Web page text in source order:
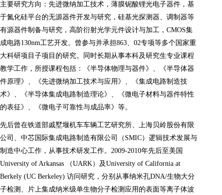
主要研究方向：先进微纳加工技术，薄膜铌酸锂光电子器件，基
于氮化硅平台的无源器件开发与研究，硅基光探测器、调制器等
有源器件制备与研究，高阶衍射光学元件设计与加工，CMOS集
成电路130nm工艺开发。曾参与并承担863、02专项等多个国家重
大科研项目子项目的研究。同时长期从事本科及研究生专业课程
教学工作，所授课程包括：《半导体物理与器件》、《半导体器
件原理》、《先进微纳加工技术与应用》、《集成电路制造技
术》、《半导体集成电路制造理论》、《微电子材料与器件特性
的表征》、《微电子可靠性与成品率》等。
先后曾在铁道部戚墅堰机车车辆工艺研究所、上海贝岭股份有限
公司、中芯国际集成电路制造有限公司（SMIC）逻辑技术发展与
制造中心工作，从事技术研发工作。2009-2010年先后至美国
University of Arkansas （UARK）及University of California at
Berkely (UC Berkeley) 访问研究，分别从事纳米孔DNA/生物大分
子检测、片上集成纳米级单生物分子检测应用的表面等离子体波